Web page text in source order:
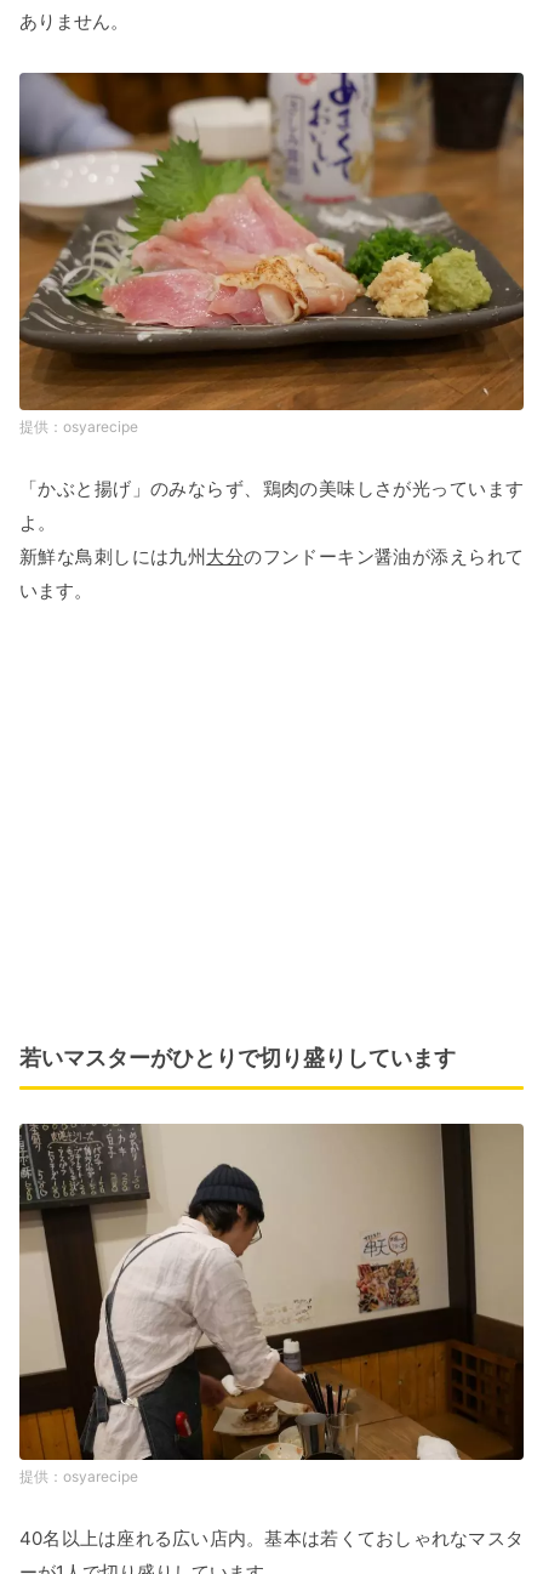
ありません。
osyarecipe
「かぶと揚げ」のみならず、鶏肉の美味しさが光っています
よ。
新鮮な鳥刺しには九州大分のフンドーキン醤油が添えられて
います。
若いマスターがひとりで切り盛りしています
osyarecipe
40名以上は座れる広い店内。基本は若くておしゃれなマスタ